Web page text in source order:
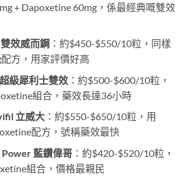
+ Dapoxetine 60mg，係最經典嘅雙效
效威而鋼 ：約$450-$550/10粒，同樣
方，用家評價好高
級犀利士雙效：約$500-$600/10粒，
組合，藥效長達36小時
立威大：約$550-$650/10粒，用
配方，號稱藥效最快
藍鑽偉哥：約$420-$520/10粒，
組合，價格最親民